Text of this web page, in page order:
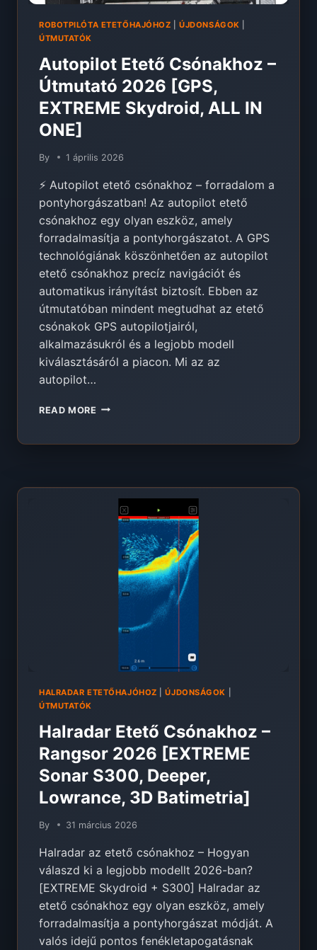
ROBOTPILÓTA ETETŐHAJÓHOZ |ÚJDONSÁGOK
ÚTMUTATÓK
Autopilot Etető Csónakhoz –
Útmutató 2026 [GPS,
EXTREME Skydroid, ALL IN
ONE]
By 1 április 2026
⚡ Autopilot etető csónakhoz – forradalom a
pontyhorgászatban! Az autopilot etető
csónakhoz egy olyan eszköz, amely
forradalmasítja a pontyhorgászatot. A GPS
technológiának köszönhetően az autopilot
etető csónakhoz precíz navigációt és
automatikus irányítást biztosít. Ebben az
útmutatóban mindent megtudhat az etető
csónakok GPS autopilotjairól,
alkalmazásukról és a legjobb modell
kiválasztásáról a piacon. Mi az az
autopilot…
READ MORE AUTOPILOT
EXTREME
SKYDROID,
ONE]
HALRADAR ETETŐHAJÓHOZ |ÚJDONSÁGOK
ÚTMUTATÓK
Halradar Etető Csónakhoz –
Rangsor 2026 [EXTREME
Sonar S300, Deeper,
Lowrance, 3D Batimetria]
By 31 március 2026
Halradar az etető csónakhoz – Hogyan
válaszd ki a legjobb modellt 2026-ban?
[EXTREME Skydroid + S300] Halradar az
etető csónakhoz egy olyan eszköz, amely
forradalmasítja a pontyhorgászat módját. A
valós idejű pontos fenékletapogatásnak